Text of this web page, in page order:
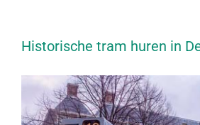
Historische tram huren in